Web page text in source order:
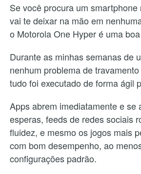
Se você procura um smartphone
vai te deixar na mão em
o Motorola One Hyper é uma
Durante as minhas semanas de
nenhum problema de
tudo foi executado de forma ágil
Apps abrem imediatamente e se
esperas, feeds de redes sociais
fluidez, e mesmo os jogos mais
com bom desempenho, ao
configurações padrão.